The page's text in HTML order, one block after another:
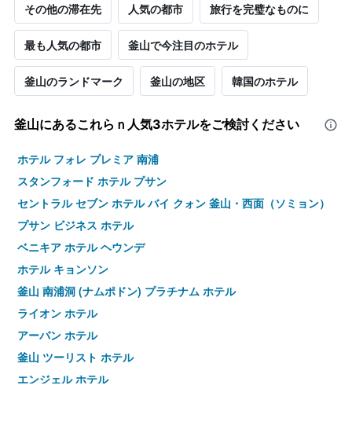
その他の滞在先 人気の都市 旅行を完璧なものに
最も人気の都市 釜山で今注目のホテル
釜山のランドマーク 釜山の地区 韓国のホテル
釜山​にあるこれらｎ人気3ホテルをご検討ください
ホテル フォレ プレミア 南浦
スタンフォード ホテル プサン
セントラル セブン ホテル バイ クォン 釜山・西面（ソミョン）
プサン ビジネス ホテル
ベニキア ホテル ヘウンデ
ホテル キョンソン
釜山 南浦洞 (ナムポドン) プラチナム ホテル
ライオン ホテル
アーバン ホテル
釜山 ツーリスト ホテル
エンジェル ホテル